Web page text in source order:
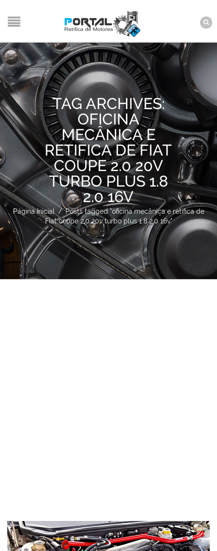
TAG ARCHIVES:
OFICINA
MECÂNICA E
RETIFICA DE FIAT
COUPE 2.0 20V
TURBO PLUS 1.8
2.0 16V
Página Inicial / Posts tagged "oficina mecânica e retifica de
Fiat coupe 2.0 20v turbo plus 1.8 2.0 16v"